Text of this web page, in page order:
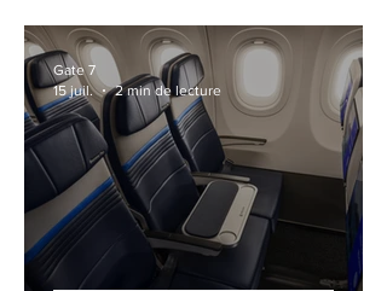
Gate 7
15 juil.
2 min de lecture